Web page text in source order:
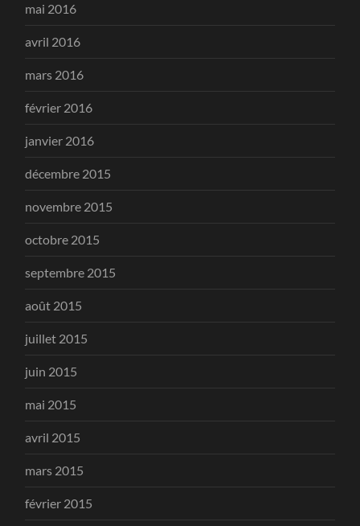
mai 2016
avril 2016
mars 2016
février 2016
janvier 2016
décembre 2015
novembre 2015
octobre 2015
septembre 2015
août 2015
juillet 2015
juin 2015
mai 2015
avril 2015
mars 2015
février 2015